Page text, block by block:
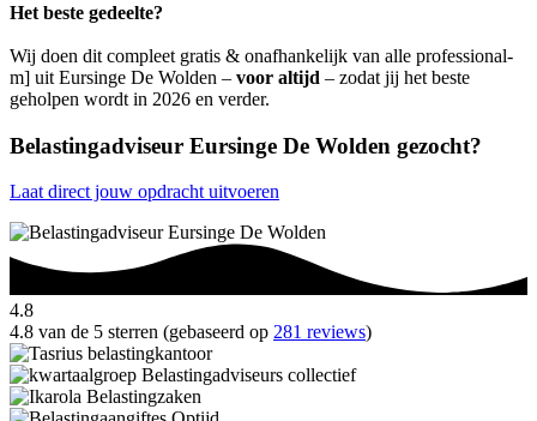
Het beste gedeelte?
Wij doen dit compleet gratis & onafhankelijk van alle professional-
m] uit Eursinge De Wolden – voor altijd – zodat jij het beste
geholpen wordt in 2026 en verder.
Belastingadviseur Eursinge De Wolden gezocht?
Laat direct jouw opdracht uitvoeren
4.8
4.8 van de 5 sterren (gebaseerd op 281 reviews)